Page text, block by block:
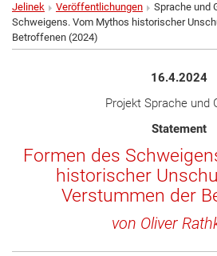
Jelinek
Veröffentlichungen
Sprache und
Schweigens. Vom Mythos historischer
Betroffenen (2024)
16.4.2024
Projekt Sprache und
Statement
Formen des
historischer
Verstummen der
von Oliver